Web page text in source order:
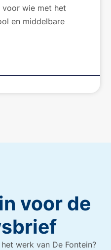
voor wie met het
en middelbare
voor de
werk van De Fontein?